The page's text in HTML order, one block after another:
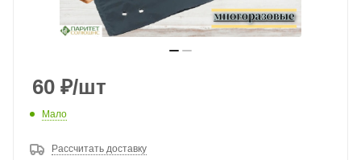
60 ₽/шт
Мало
Рассчитать доставку